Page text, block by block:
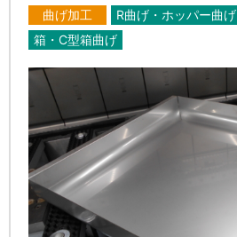
曲げ加工 R曲げ・ホッパー曲げ
箱・C型箱曲げ